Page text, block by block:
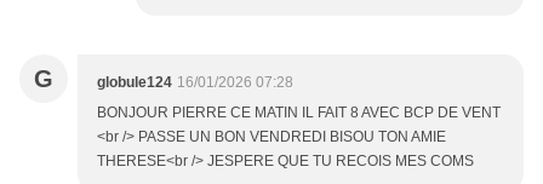
G globule124 16/01/2026 07:28
BONJOUR PIERRE CE MATIN IL FAIT 8 AVEC BCP DE VENT
<br /> PASSE UN BON VENDREDI BISOU TON AMIE
THERESE<br /> JESPERE QUE TU RECOIS MES COMS